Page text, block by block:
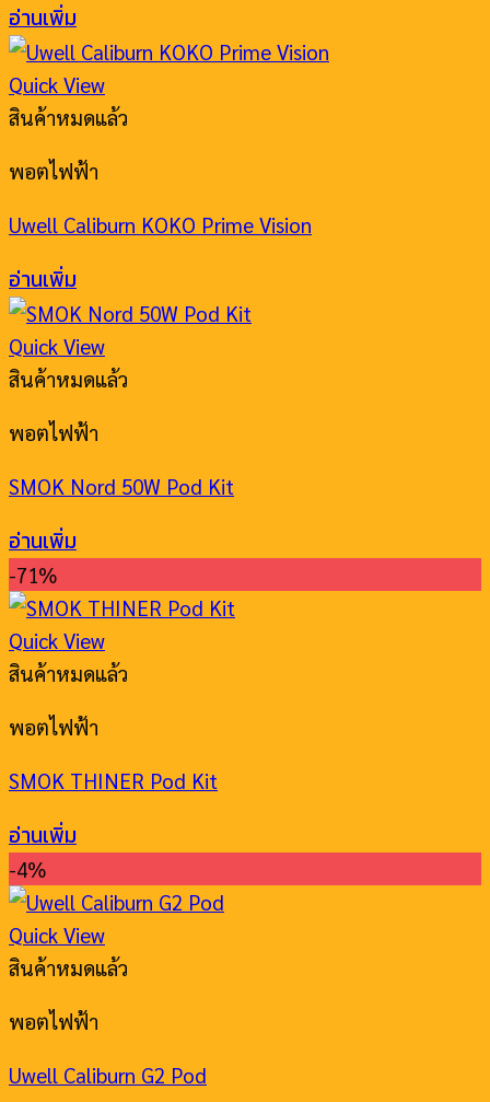
อ่านเพิ่ม
Quick View
สินค้าหมดแล้ว
พอตไฟฟ้า
Uwell Caliburn KOKO Prime Vision
อ่านเพิ่ม
Quick View
สินค้าหมดแล้ว
พอตไฟฟ้า
SMOK Nord 50W Pod Kit
อ่านเพิ่ม
-71%
Quick View
สินค้าหมดแล้ว
พอตไฟฟ้า
SMOK THINER Pod Kit
อ่านเพิ่ม
-4%
Quick View
สินค้าหมดแล้ว
พอตไฟฟ้า
Uwell Caliburn G2 Pod